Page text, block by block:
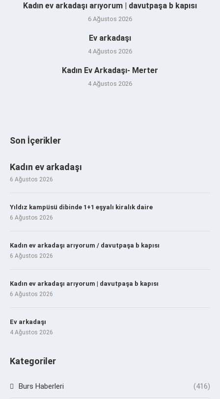
Kadın ev arkadaşı arıyorum | davutpaşa b kapısı
6 Ağustos 2026
Ev arkadaşı
4 Ağustos 2026
Kadın Ev Arkadaşı- Merter
4 Ağustos 2026
Son İçerikler
Kadın ev arkadaşı
6 Ağustos 2026
Yıldız kampüsü dibinde 1+1 eşyalı kiralık daire
6 Ağustos 2026
Kadın ev arkadaşı arıyorum / davutpaşa b kapısı
6 Ağustos 2026
Kadın ev arkadaşı arıyorum | davutpaşa b kapısı
6 Ağustos 2026
Ev arkadaşı
4 Ağustos 2026
Kategoriler
Burs Haberleri (416)